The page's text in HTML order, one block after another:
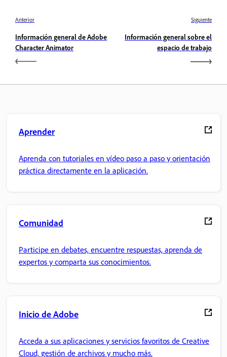
Anterior
Información general de Adobe
Character Animator
Siguiente
Información general sobre el
espacio de trabajo
Aprender
Aprenda con tutoriales en vídeo paso a paso y orientación
práctica directamente en la aplicación.
Comunidad
Participe en debates, encuentre respuestas, aprenda de
expertos y comparta sus conocimientos.
Inicio de Adobe
Acceda a sus aplicaciones y servicios favoritos de Creative
Cloud, gestión de archivos y mucho más.